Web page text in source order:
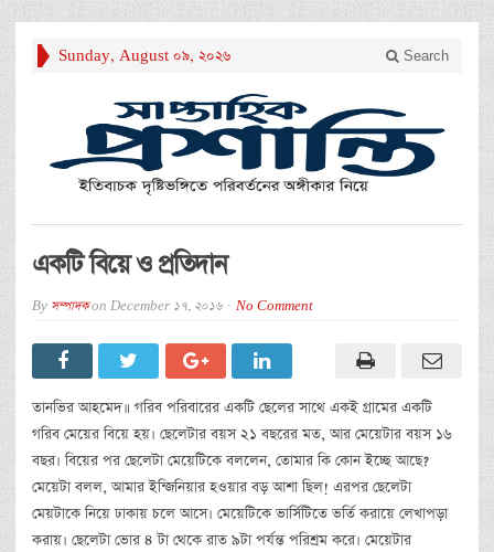
Sunday, August 09, 2026 Search
একটি বিয়ে ও প্রতিদান
By সম্পাদকon December 17, 2016 No Comment
তানভির আহমেদ॥ গরিব পরিবারের একটি ছেলের সাথে একই গ্রামের একটি
গরিব মেয়ের বিয়ে হয়। ছেলেটার বয়স ২১ বছরের মত, আর মেয়েটার বয়স ১৬
বছর। বিয়ের পর ছেলেটা মেয়েটিকে বললেন, তোমার কি কোন ইচ্ছে আছে?
মেয়েটা বলল, আমার ইন্জিনিয়ার হওয়ার বড় আশা ছিল! এরপর ছেলেটা
মেয়টাকে নিয়ে ঢাকায় চলে আসে। মেয়েটিকে ভার্সিটিতে ভর্তি করায়ে লেখাপড়া
করায়। ছেলেটা ভোর ৪ টা থেকে রাত ৯টা পর্যন্ত পরিশ্রম করে। মেয়েটার